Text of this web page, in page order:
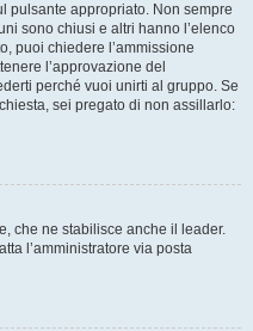
pulsante appropriato. Non sempre
sono chiusi e altri hanno l’elenco
puoi chiedere l’ammissione
l’approvazione del
perché vuoi unirti al gruppo. Se
sei pregato di non assillarlo:
che ne stabilisce anche il leader.
l’amministratore via posta